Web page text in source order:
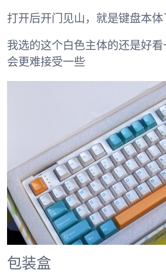
打开后开门见山，就是键盘本体
我选的这个白色主体的还是好
会更难接受一些
包装盒